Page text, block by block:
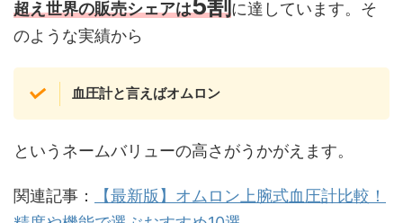
超え世界の販売シェアは5割に達しています。そ
のような実績から
血圧計と言えばオムロン
というネームバリューの高さがうかがえます。
関連記事：
【最新版】オムロン上腕式血圧計比較！